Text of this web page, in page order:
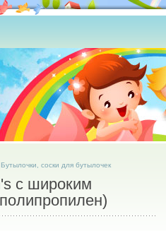
Бутылочки, соски для бутылочек
с широким